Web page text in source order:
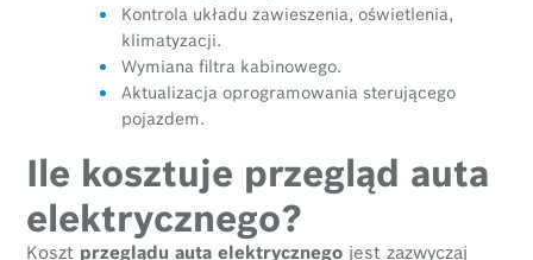
Kontrola układu zawieszenia, oświetlenia,
klimatyzacji.
Wymiana filtra kabinowego.
Aktualizacja oprogramowania sterującego
pojazdem.
Ile kosztuje przegląd auta
elektrycznego?
Koszt przeglądu auta elektrycznego jest zazwyczaj